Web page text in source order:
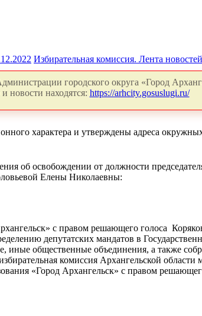
Избирательная комиссия. Лента новостей
городского округа «Город
новости находятся: https://arhcity.gosuslugi.ru/
характера и утверждены адреса
об освобождении от должности
Елены Николаевны:
с правом решающего голоса
депутатских мандатов в
общественные объединения, а также
комиссия Архангельской
«Город Архангельск» с правом